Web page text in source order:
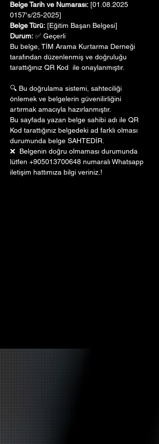
Belge Tarih ve Numarası: [01.08.2025
0157's/25-2025]
Belge Türü: [Eğitim Başarı Belgesi]
Durum: ✅ Geçerli
Bu belge, TİM Arama Kurtarma Derneği
tarafından düzenlenmiş ve doğruluğu
tarattığınız QR Kod  ile onaylanmıştır.
🔍 Bu doğrulama sistemi, sahteciliği
önlemek ve belgelerin güvenilirliğini
artırmak amacıyla hazırlanmıştır.
Bu sayfada yazan belge sahibi adı ile QR
Kod tarattığınız belgedeki ad farklı olması
durumunda belge SAHTEDİR.
❌  Belgenin doğru olmaması durumunda
lütfen +905013700648 numaralı Whatsapp
iletişim hattımıza bilgi veriniz.!